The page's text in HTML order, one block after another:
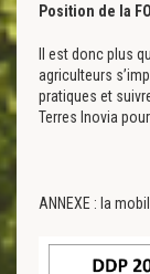
Position de la
Il est donc plus
agriculteurs
pratiques et
Terres Inovia
ANNEXE : la